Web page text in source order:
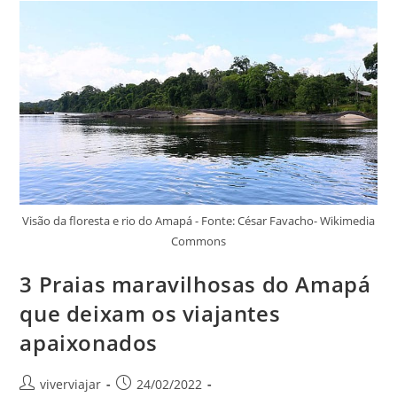
Visão da floresta e rio do Amapá - Fonte: César Favacho- Wikimedia
Commons
3 Praias maravilhosas do Amapá
que deixam os viajantes
apaixonados
Autorviverviajar
Post24/02/2022